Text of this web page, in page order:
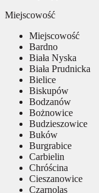
Miejscowość
Miejscowość
Bardno
Biała Nyska
Biała Prudnicka
Bielice
Biskupów
Bodzanów
Bożnowice
Budzieszowice
Buków
Burgrabice
Carbielin
Chróścina
Cieszanowice
Czarnolas